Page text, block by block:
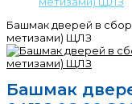
Башмак дверей в
метизами) ЩЛЗ
Башмак